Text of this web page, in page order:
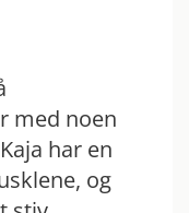
med noen
har en
og